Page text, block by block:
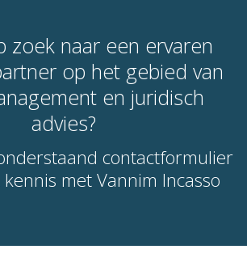
zoek naar een ervaren
op het gebied van
en juridisch
advies?
contactformulier
met Vannim Incasso